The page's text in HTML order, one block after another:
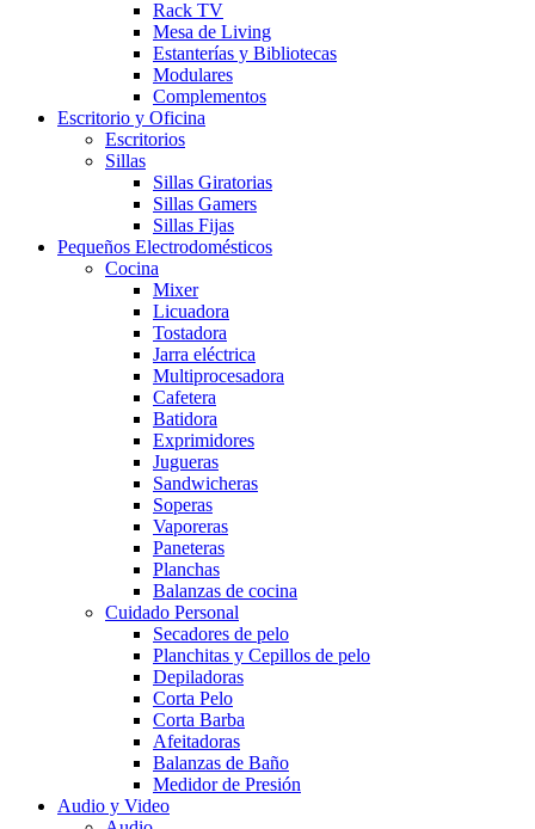
Rack TV
Mesa de Living
Estanterías y Bibliotecas
Modulares
Complementos
Escritorio y Oficina
Escritorios
Sillas
Sillas Giratorias
Sillas Gamers
Sillas Fijas
Pequeños Electrodomésticos
Cocina
Mixer
Licuadora
Tostadora
Jarra eléctrica
Multiprocesadora
Cafetera
Batidora
Exprimidores
Jugueras
Sandwicheras
Soperas
Vaporeras
Paneteras
Planchas
Balanzas de cocina
Cuidado Personal
Secadores de pelo
Planchitas y Cepillos de pelo
Depiladoras
Corta Pelo
Corta Barba
Afeitadoras
Balanzas de Baño
Medidor de Presión
Audio y Video